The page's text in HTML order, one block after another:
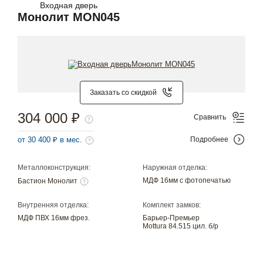
Входная дверь
Монолит MON045
Заказать со скидкой
Металлоконструкция:
Бастион Монолит
Наружная отделка:
МДФ 16мм с фотопечатью
Внутренняя отделка:
МДФ ПВХ 16мм фрез.
Комплект замков:
Барьер-Премьер
Mottura 84.515 цил. б/р
304 000 ₽
от 30 400 ₽ в мес.
Сравнить
Подробнее